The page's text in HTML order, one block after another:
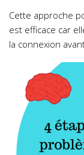
Cette approche
est efficace car
la connexion